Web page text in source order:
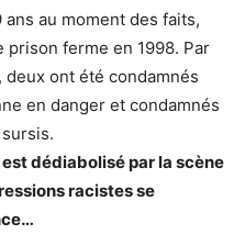
au moment des faits,
prison ferme en 1998. Par
ont été condamnés
en danger et condamnés
dédiabolisé par la scène
racistes se